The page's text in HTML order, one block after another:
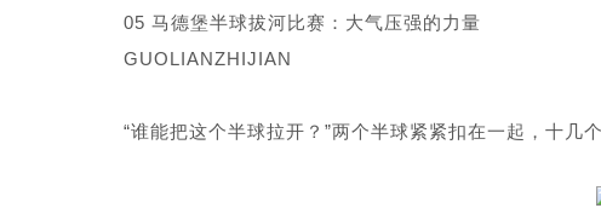
05 马德堡半球拔河比赛：大气压强的力量
GUOLIANZHIJIAN
“谁能把这个半球拉开？”两个半球紧紧扣在一起，十几